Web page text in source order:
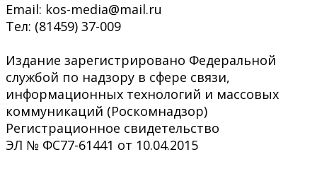
Email: kos-media@mail.ru
Тел: (81459) 37-009
Издание зарегистрировано Федеральной
службой по надзору в сфере связи,
информационных технологий и массовых
коммуникаций (Роскомнадзор)
Регистрационное свидетельство
ЭЛ № ФС77-61441 от 10.04.2015